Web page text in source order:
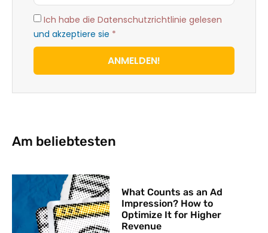
Ich habe die Datenschutzrichtlinie gelesen
und akzeptiere sie *
ANMELDEN!
Am beliebtesten
What Counts as an Ad
Impression? How to
Optimize It for Higher
Revenue